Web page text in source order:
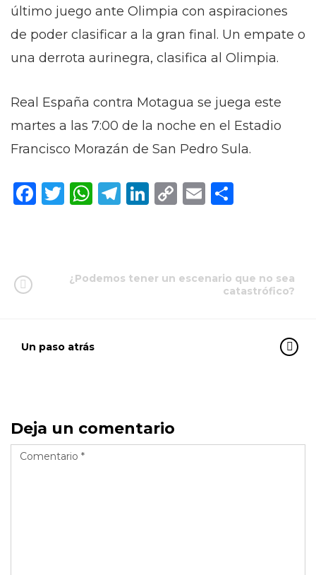
último juego ante Olimpia con aspiraciones
de poder clasificar a la gran final. Un empate o
una derrota aurinegra, clasifica al Olimpia.
Real España contra Motagua se juega este
martes a las 7:00 de la noche en el Estadio
Francisco Morazán de San Pedro Sula.
Facebook
Twitter
WhatsApp
Telegram
LinkedIn
CopyEmail
¿Podemos tener un escenario que no sea
catastrófico?
Un paso atrás
Deja un comentario